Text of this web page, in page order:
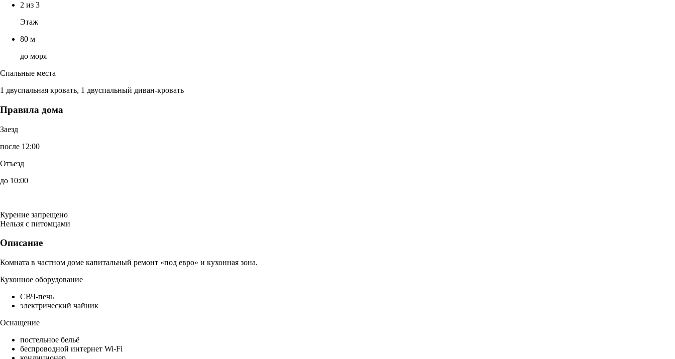
2 из 3
Этаж
80 м
до моря
Спальные места
1 двуспальная кровать, 1 двуспальный диван-кровать
Правила дома
Заезд
после 12:00
Отъезд
до 10:00
Курение запрещено
Нельзя с питомцами
Описание
Комната в частном доме капитальный ремонт «под евро» и кухонная зона.
Кухонное оборудование
СВЧ-печь
электрический чайник
Оснащение
постельное бельё
беспроводной интернет Wi-Fi